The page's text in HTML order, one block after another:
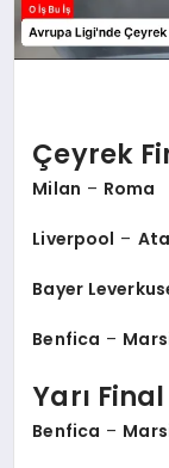
Çeyrek
Milan – Roma
Liverpool –
Bayer
Benfica –
Yarı
Benfica –